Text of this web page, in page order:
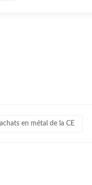
en métal de la CE